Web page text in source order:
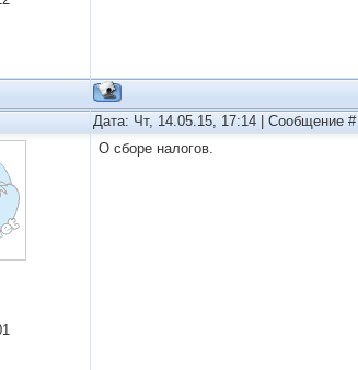
Дата: Чт, 14.05.15, 17:14 | Сообщение #
О сборе налогов.